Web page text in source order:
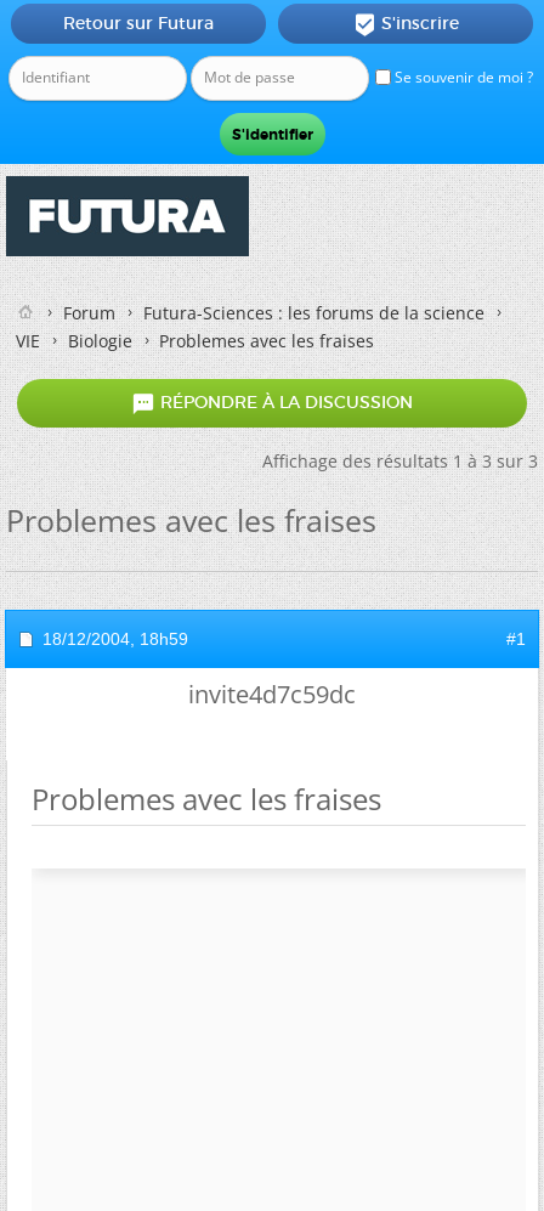
Se souvenir de moi ?
Retour sur Futura  S'inscrire
Forum
Futura-Sciences : les forums de la science
VIE
Biologie Problemes avec les fraises
 RÉPONDRE À LA DISCUSSION
Affichage des résultats 1 à 3 sur 3
Problemes avec les fraises
18/12/2004, 18h59 #1
invite4d7c59dc
Problemes avec les fraises